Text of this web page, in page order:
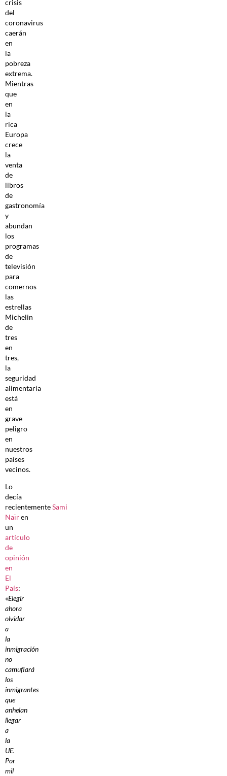
crisis
del
coronavirus
caerán
en
la
pobreza
extrema.
Mientras
que
en
la
rica
Europa
crece
la
venta
de
libros
de
gastronomía
y
abundan
los
programas
de
televisión
para
comernos
las
estrellas
Michelin
de
tres
en
tres,
la
seguridad
alimentaria
está
en
grave
peligro
en
nuestros
países
vecinos.
Lo
decía
recientementeSami
Naïren
un
artículo
de
opinión
en
El
País:
«Elegir
ahora
olvidar
a
la
inmigración
no
camuflará
los
inmigrantes
que
anhelan
llegar
a
la
UE.
Por
mil